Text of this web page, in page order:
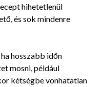
hihetetlenül
és sok mindenre
hosszabb időn
mosni, például
kétségbe vonhatatlan